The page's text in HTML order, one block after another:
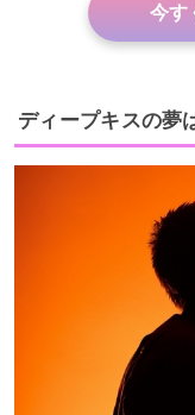
今す
ディープキスの夢